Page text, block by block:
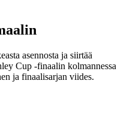
asennosta ja siirtää
Cup -finaalin kolmannessa
ja finaalisarjan viides.